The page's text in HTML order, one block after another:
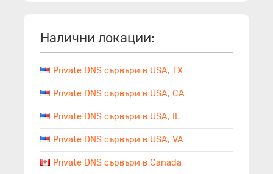
Налични локации:
Private DNS сървъри в USA, TX
Private DNS сървъри в USA, CA
Private DNS сървъри в USA, IL
Private DNS сървъри в USA, VA
Private DNS сървъри в Canada